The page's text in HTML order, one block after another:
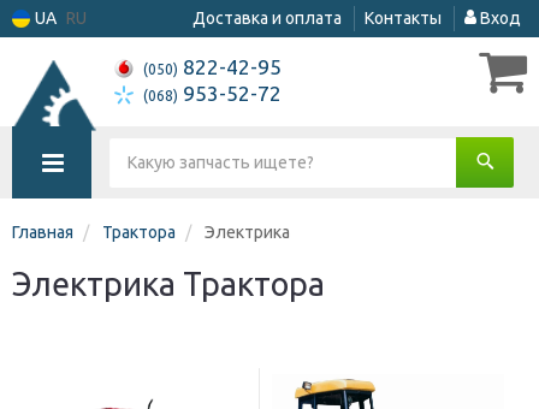
UA RU Доставка и оплата Контакты Вход
(050) 822-42-95
(068) 953-52-72
Главная Трактора Электрика
Электрика Трактора